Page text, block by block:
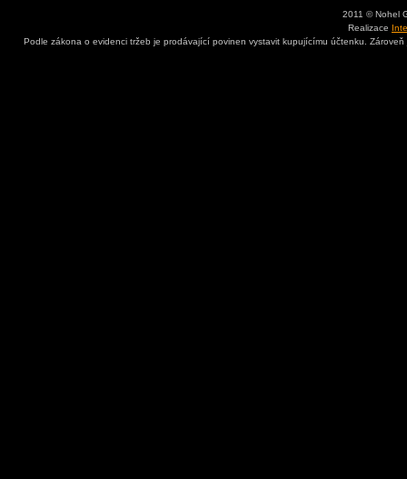
2011 © Nohel
Realizace
Podle zákona o evidenci tržeb je prodávající povinen vystavit kupujícímu účtenku.